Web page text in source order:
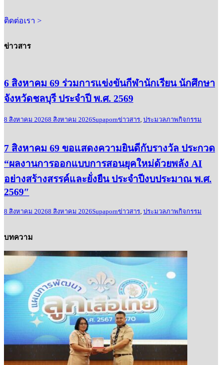
ติดต่อเรา >
ข่าวสาร
6 สิงหาคม 69 ร่วมการแข่งขันกีฬานักเรียน นักศึกษา
จังหวัดชลบุรี ประจำปี พ.ศ. 2569
8 สิงหาคม 20268 สิงหาคม 2026Supapornข่าวสาร, ประมวลภาพกิจกรรม
7 สิงหาคม 69 ขอแสดงความยินดีกับรางวัล ประกวด
“ผลงานการออกแบบการสอนยุคใหม่ด้วยพลัง AI
อย่างสร้างสรรค์และยั่งยืน ประจำปีงบประมาณ พ.ศ.
2569″
8 สิงหาคม 20268 สิงหาคม 2026Supapornข่าวสาร ประมวลภาพกิจกรรม
บทความ